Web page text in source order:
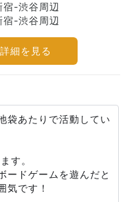
-渋谷周辺
-渋谷周辺
細を見る
袋あたりで活動してい
す。
ードゲームを遊んだと
気です！